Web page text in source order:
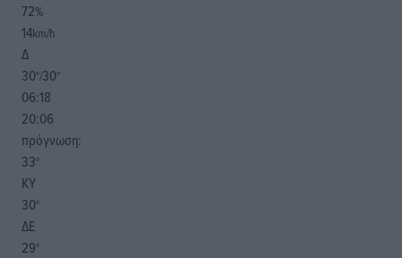
72%
14km/h
Δ
30°/30°
06:18
20:06
πρόγνωση:
33°
ΚΥ
30°
ΔΕ
29°